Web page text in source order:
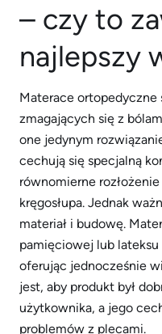
– czy to
najlepszy
Materace ortopedyczne
zmagających się z
one jedynym
cechują się specjalną
równomierne
kręgosłupa. Jednak
materiał i budowę.
pamięciowej lub
oferując jednocześnie
jest, aby produkt był
użytkownika, a jego
problemów z plecami.